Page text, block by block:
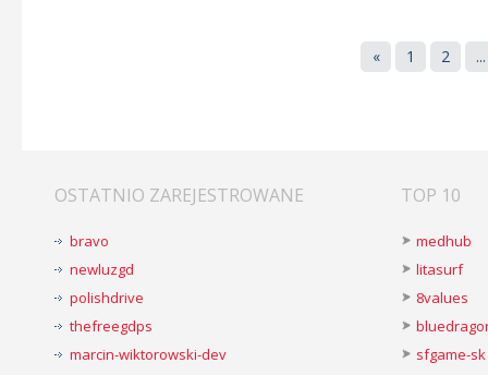
« 1 2 ...
OSTATNIO ZAREJESTROWANE
bravo
newluzgd
polishdrive
thefreegdps
marcin-wiktorowski-dev
TOP 10
medhub
litasurf
8values
sfgame-sk